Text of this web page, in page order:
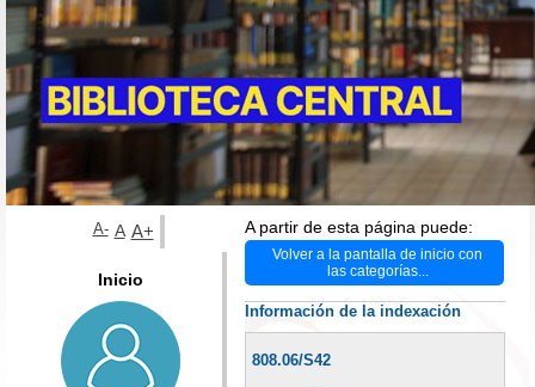
A partir de esta página puede:
Volver a la pantalla de inicio con
las categorías...
Información de la indexación
808.06/S42
A- A A+
Inicio